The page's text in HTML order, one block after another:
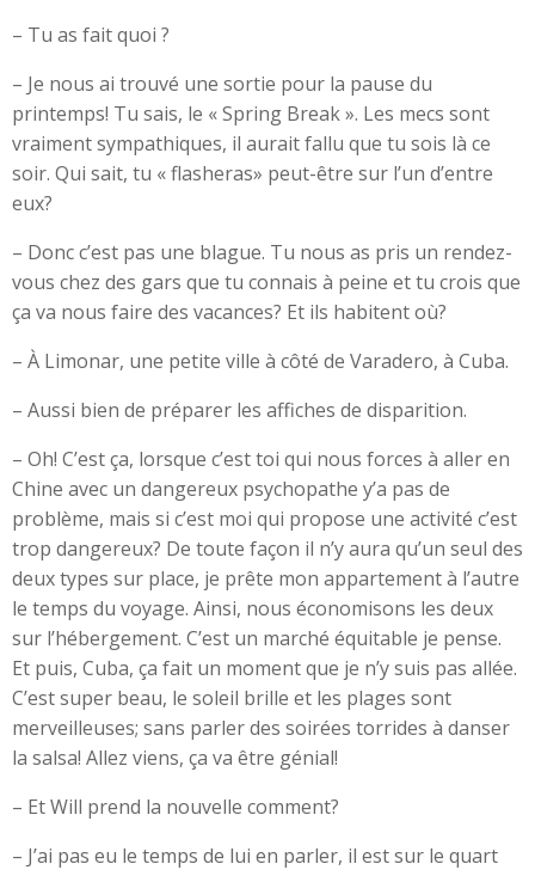
– Tu as fait quoi ?
– Je nous ai trouvé une sortie pour la pause du
printemps! Tu sais, le « Spring Break ». Les mecs sont
vraiment sympathiques, il aurait fallu que tu sois là ce
soir. Qui sait, tu « flasheras» peut-être sur l’un d’entre
eux?
– Donc c’est pas une blague. Tu nous as pris un rendez-
vous chez des gars que tu connais à peine et tu crois que
ça va nous faire des vacances? Et ils habitent où?
– À Limonar, une petite ville à côté de Varadero, à Cuba.
– Aussi bien de préparer les affiches de disparition.
– Oh! C’est ça, lorsque c’est toi qui nous forces à aller en
Chine avec un dangereux psychopathe y’a pas de
problème, mais si c’est moi qui propose une activité c’est
trop dangereux? De toute façon il n’y aura qu’un seul des
deux types sur place, je prête mon appartement à l’autre
le temps du voyage. Ainsi, nous économisons les deux
sur l’hébergement. C’est un marché équitable je pense.
Et puis, Cuba, ça fait un moment que je n’y suis pas allée.
C’est super beau, le soleil brille et les plages sont
merveilleuses; sans parler des soirées torrides à danser
la salsa! Allez viens, ça va être génial!
– Et Will prend la nouvelle comment?
– J’ai pas eu le temps de lui en parler, il est sur le quart